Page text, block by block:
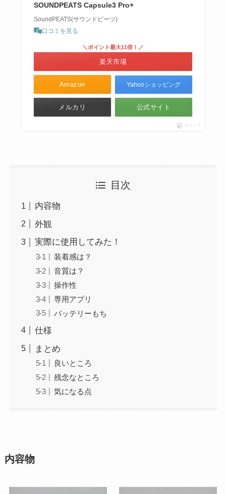
SOUNDPEATS Capsule3 Pro+
SoundPEATS(サウンドピーツ)
口コミを見る
Amazon
＼ポイント最大11倍！／
楽天市場
Yahooショッピング
メルカリ 公式サイト
ポチップ
目次
内容物
外観
実際に使用してみた！
装着感は？
音質は？
操作性
専用アプリ
バッテリーもち
仕様
まとめ
良いところ
残念なところ
気になる点
内容物